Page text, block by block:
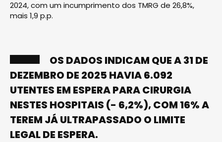
2024, com um incumprimento dos TMRG de 26,8%,
mais 1,9 p.p.
OS DADOS INDICAM QUE A 31 DE
DEZEMBRO DE 2025 HAVIA 6.092
UTENTES EM ESPERA PARA CIRURGIA
NESTES HOSPITAIS (- 6,2%), COM 16% A
TEREM JÁ ULTRAPASSADO O LIMITE
LEGAL DE ESPERA.